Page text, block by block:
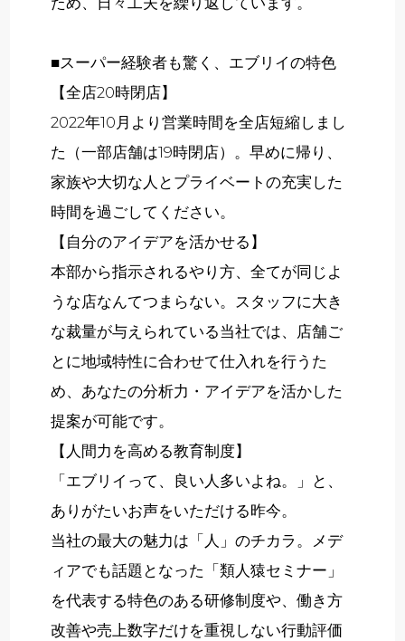
■スーパー経験者も驚く、エブリイの特色
【全店20時閉店】
2022年10月より営業時間を全店短縮しまし
た（一部店舗は19時閉店）。早めに帰り、
家族や大切な人とプライベートの充実した
時間を過ごしてください。
【自分のアイデアを活かせる】
本部から指示されるやり方、全てが同じよ
うな店なんてつまらない。スタッフに大き
な裁量が与えられている当社では、店舗ご
とに地域特性に合わせて仕入れを行うた
め、あなたの分析力・アイデアを活かした
提案が可能です。
【人間力を高める教育制度】
「エブリイって、良い人多いよね。」と、
ありがたいお声をいただける昨今。
当社の最大の魅力は「人」のチカラ。メデ
ィアでも話題となった「類人猿セミナー」
を代表する特色のある研修制度や、働き方
改善や売上数字だけを重視しない行動評価